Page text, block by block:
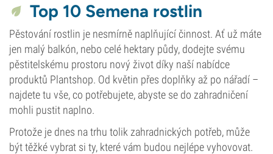
Top 10 Semena rostlin
Pěstování rostlin je nesmírně naplňující činnost. Ať už máte
jen malý balkón, nebo celé hektary půdy, dodejte svému
pěstitelskému prostoru nový život díky naší nabídce
produktů Plantshop. Od květin přes doplňky až po nářadí –
najdete tu vše, co potřebujete, abyste se do zahradničení
mohli pustit naplno.
Protože je dnes na trhu tolik zahradnických potřeb, může
být těžké vybrat si ty, které vám budou nejlépe vyhovovat.